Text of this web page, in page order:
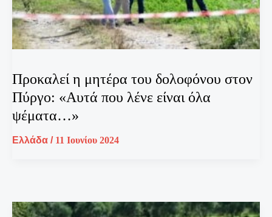
Προκαλεί η μητέρα του δολοφόνου στον
Πύργο: «Αυτά που λένε είναι όλα
ψέματα…»
Ελλάδα / 11 Ιουνίου 2024